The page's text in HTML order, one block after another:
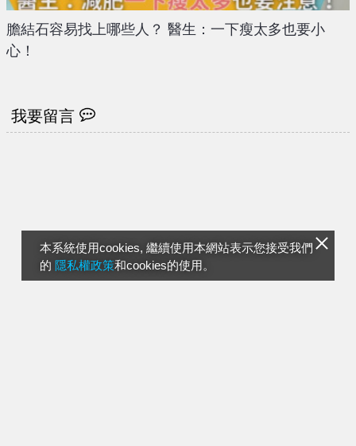
本系統使用cookies, 繼續使用本網站表示您接受我們
的 隱私權政策和cookies的使用。
膽結石容易找上哪些人？ 醫生：一下瘦太多也要小
心！
我要留言